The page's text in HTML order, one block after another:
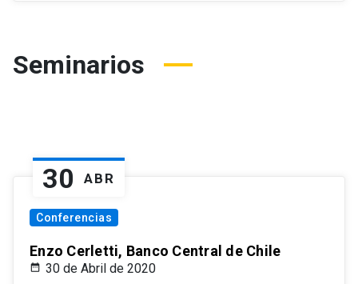
Seminarios
30 ABR
Conferencias
Enzo Cerletti, Banco Central de Chile
30 de Abril de 2020